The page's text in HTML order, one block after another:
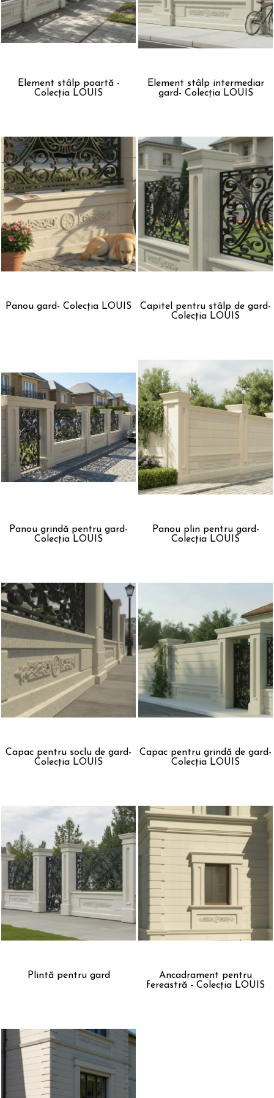
Element stâlp poartă -
Colecția LOUIS
Element stâlp intermediar
gard- Colecția LOUIS
Panou gard- Colecția LOUIS
Capitel pentru stâlp de gard-
Colecția LOUIS
Panou grindă pentru gard-
Colecția LOUIS
Panou plin pentru gard-
Colecția LOUIS
Capac pentru soclu de gard-
Colecția LOUIS
Capac pentru grindă de gard-
Colecția LOUIS
Plintă pentru gard
Ancadrament pentru
fereastră - Colecția LOUIS